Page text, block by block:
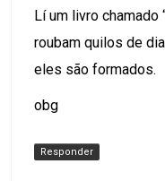
Lí um livro chamado
roubam quilos de
eles são formados.
obg
Responder